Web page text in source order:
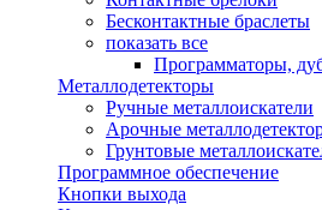
Бесконтактные браслеты
показать все
Программаторы,
Металлодетекторы
Ручные металлоискатели
Арочные
Грунтовые
Программное обеспечение
Кнопки выхода